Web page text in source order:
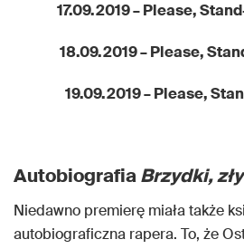
17.09.2019 – Please,
18.09.2019 – Please,
19.09.2019 – Please,
AutobiografiaBrzydki,
Niedawno premierę miała także
autobiograficzna rapera. To, że